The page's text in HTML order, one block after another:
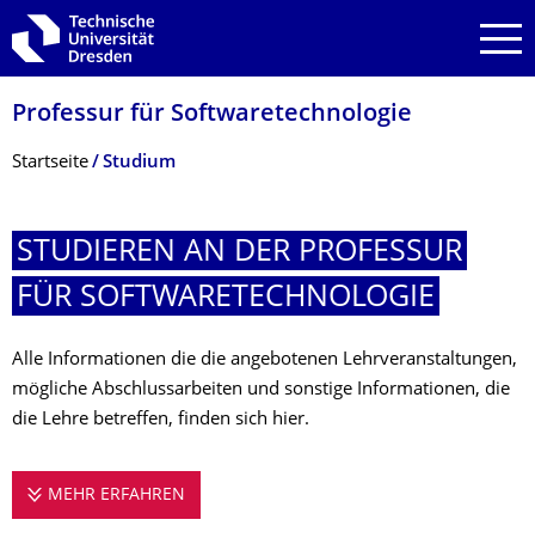
Zur Hauptnavigation springen
Zur Suche springen
Zum Inhalt springen
Professur für Softwaretechnolo­gie
Breadcrumb-Menü
Startseite Studium
STUDIEREN AN DER PROFESSUR
FÜR SOFTWARETECHNO­LOGIE
Alle Informationen die die angebotenen Lehrveranstaltungen,
mögliche Abschlussarbeiten und sonstige Informationen, die
die Lehre betreffen, finden sich hier.
MEHR ERFAHREN